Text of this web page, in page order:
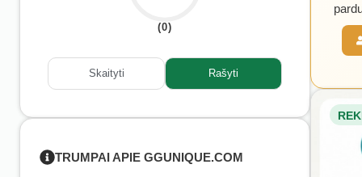
(0)
Skaityti Rašyti
TRUMPAI APIE GGUNIQUE.COM